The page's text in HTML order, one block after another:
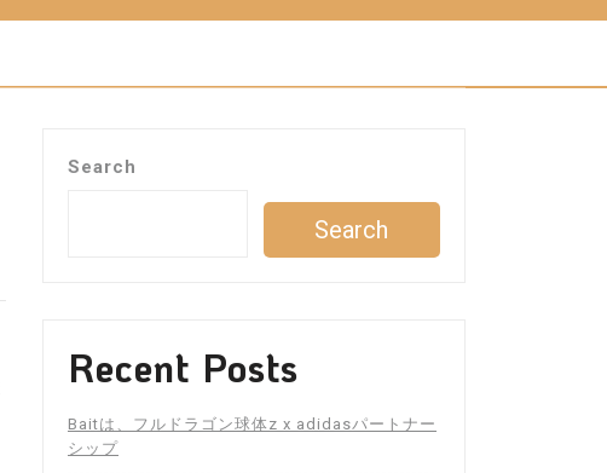
Search
Search
Recent Posts
Baitは、フルドラゴン球体z x adidasパートナー
シップ